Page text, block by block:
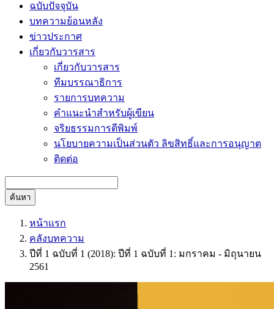
ฉบับปัจจุบัน
บทความย้อนหลัง
ข่าวประกาศ
เกี่ยวกับวารสาร
เกี่ยวกับวารสาร
ทีมบรรณาธิการ
รายการบทความ
คำแนะนำสำหรับผู้เขียน
จริยธรรมการตีพิมพ์
นโยบายความเป็นส่วนตัว ลิขสิทธิ์และการอนุญาต
ติดต่อ
ค้นหา
หน้าแรก
คลังบทความ
ปีที่ 1 ฉบับที่ 1 (2018): ปีที่ 1 ฉบับที่ 1: มกราคม - มิถุนายน
2561